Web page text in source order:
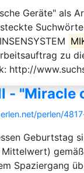
Geräte" als
zu
http://
- "Miracle
perlen/
Geburtstag
Mittelwert)
Spaziergang